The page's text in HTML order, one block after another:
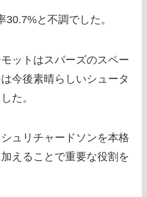
30.7%と不調でした。
ットはスパーズのスペー
今後素晴らしいシュータ
た。
ュリチャードソンを本格
えることで重要な役割を